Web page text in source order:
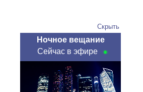
Скрыть
Ночное вещание
Сейчас в эфире